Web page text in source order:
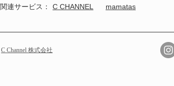
関連サービス： C CHANNEL mamatas
C Channel 株式会社